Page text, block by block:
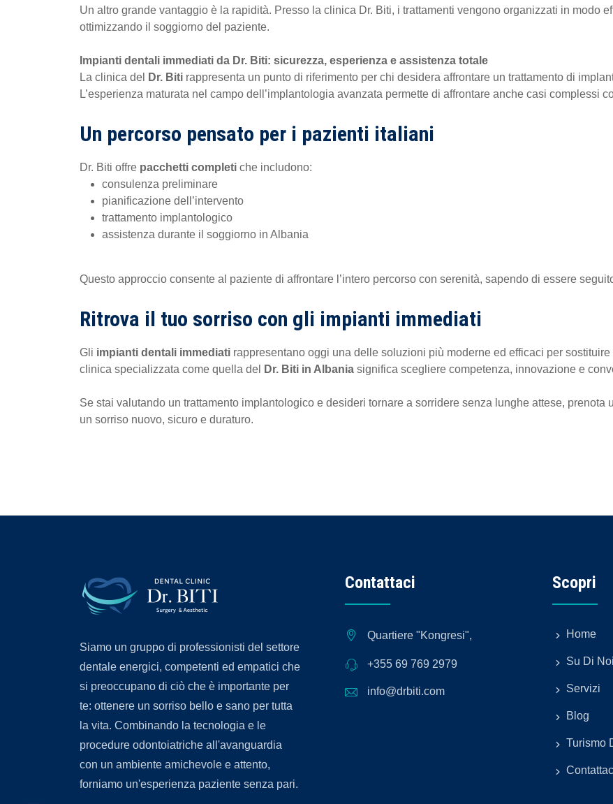
Un altro grande vantaggio è la rapidità. Presso la clinica Dr. Biti, i trattamenti vengono organizzati in modo
ottimizzando il soggiorno del paziente.
Impianti dentali immediati da Dr. Biti: sicurezza, esperienza e assistenza totale
La clinica del
Dr. Biti rappresenta un punto di riferimento per chi desidera affrontare un trattamento di
L’esperienza maturata nel campo dell’implantologia avanzata permette di affrontare anche casi complessi
Un percorso pensato per i pazienti italiani
Dr. Biti offre pacchetti completi che includono:
consulenza preliminare
pianificazione dell’intervento
trattamento implantologico
assistenza durante il soggiorno in Albania
Questo approccio consente al paziente di affrontare l’intero percorso con serenità, sapendo di essere
Ritrova il tuo sorriso con gli impianti immediati
Gli impianti dentali immediati rappresentano oggi una delle soluzioni più moderne ed efficaci per
clinica specializzata come quella del
Dr. Biti in Albania significa scegliere competenza, innovazione e
Se stai valutando un trattamento implantologico e desideri tornare a sorridere senza lunghe attese, prenota
un sorriso nuovo, sicuro e duraturo.
Siamo un gruppo di professionisti del settore
dentale energici, competenti ed empatici che
si preoccupano di ciò che è importante per
te: ottenere un sorriso bello e sano per tutta
la vita. Combinando la tecnologia e le
procedure odontoiatriche all'avanguardia
con un ambiente amichevole e attento,
forniamo un'esperienza paziente senza pari.
Contattaci
Quartiere "Kongresi",
+355 69 769 2979
info@drbiti.com
Scopri
Home
Su Di Noi
Servizi
Blog
Turismo